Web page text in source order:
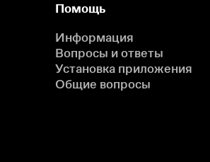
Помощь
Информация
Вопросы и ответы
Установка приложения
Общие вопросы